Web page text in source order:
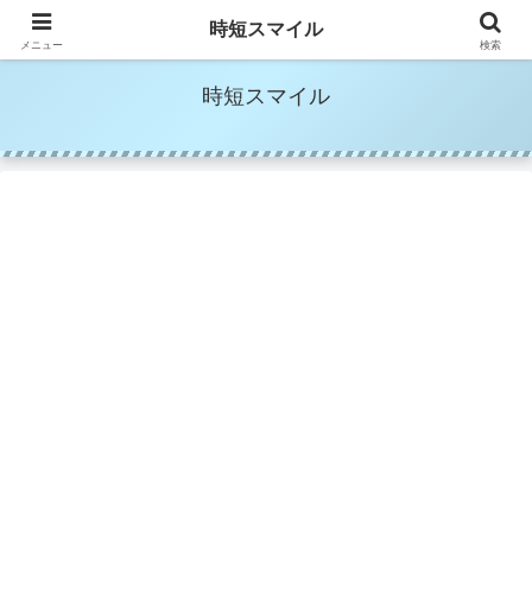
時短家事＆時短美容でママの笑顔を増やす
時短スマイル
メニュー
時短スマイル
検索